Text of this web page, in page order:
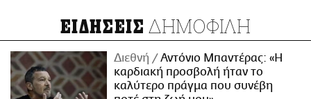
ΕΙΔΗΣΕΙΣ ΔΗΜΟΦΙΛΗ
Διεθνή
Αντόνιο Μπαντέρας: «Η
καρδιακή προσβολή ήταν το
καλύτερο πράγμα που συνέβη